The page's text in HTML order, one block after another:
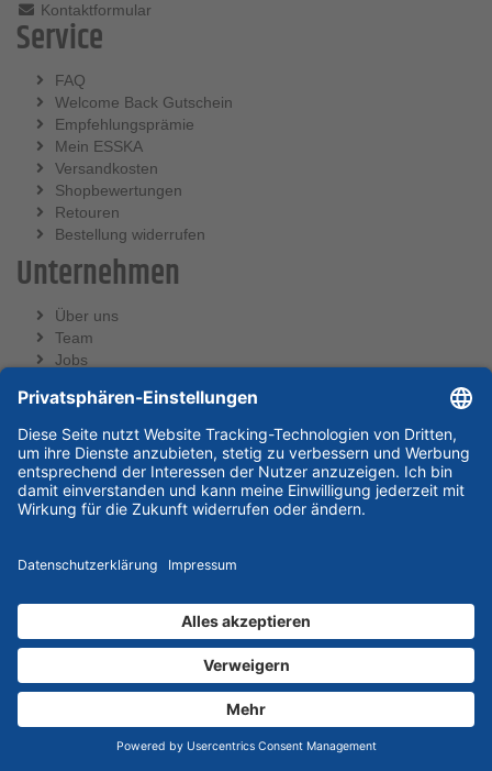
Kontaktformular
Service
FAQ
Welcome Back Gutschein
Empfehlungsprämie
Mein ESSKA
Versandkosten
Shopbewertungen
Retouren
Bestellung widerrufen
Unternehmen
Über uns
Team
Jobs
Rechtliches
Impressum
AGB
Widerrufsformular
Datenschutz
Versandarten
Folge uns
Zahlungsarten